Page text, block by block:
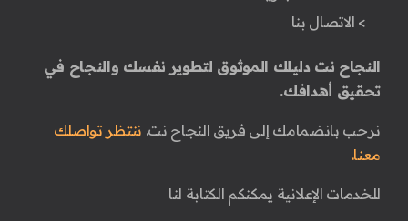
> الاتصال بنا
النجاح نت دليلك الموثوق لتطوير نفسك والنجاح في
تحقيق أهدافك.
نرحب بانضمامك إلى فريق النجاح نت. ننتظر تواصلك
معنا.
للخدمات الإعلانية يمكنكم الكتابة لنا